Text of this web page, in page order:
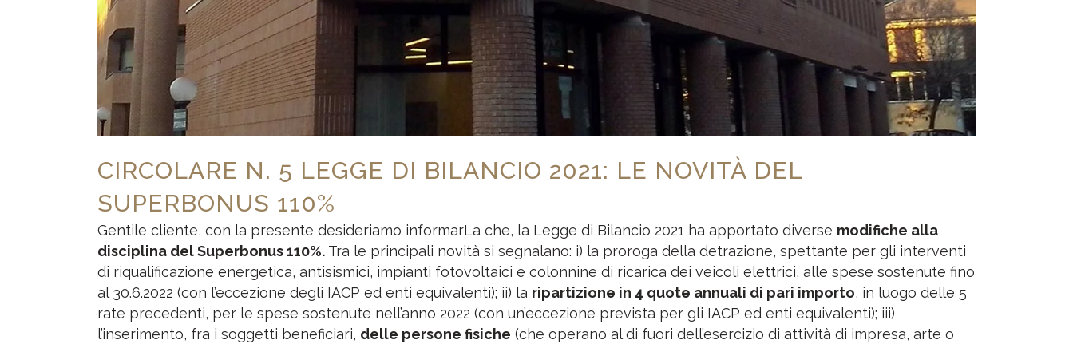
CIRCOLARE N. 5 LEGGE DI BILANCIO 2021: LE NOVITÀ DEL
SUPERBONUS 110%
Gentile cliente, con la presente desideriamo informarLa che, la Legge di Bilancio 2021 ha apportato diverse modifiche alla
disciplina del Superbonus 110%. Tra le principali novità si segnalano: i) la proroga della detrazione, spettante per gli interventi
di riqualificazione energetica, antisismici, impianti fotovoltaici e colonnine di ricarica dei veicoli elettrici, alle spese sostenute fino
al 30.6.2022 (con l’eccezione degli IACP ed enti equivalenti); ii) la ripartizione in 4 quote annuali di pari importo, in luogo delle 5
rate precedenti, per le spese sostenute nell’anno 2022 (con un’eccezione prevista per gli IACP ed enti equivalenti); iii)
l’inserimento, fra i soggetti beneficiari, delle persone fisiche (che operano al di fuori dell’esercizio di attività di impresa, arte o